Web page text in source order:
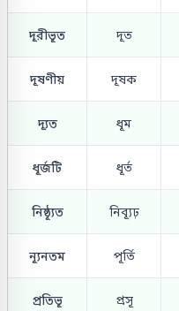
দূরীভূত দূত
দূষণীয় দূষক
দ্যূত ধূম
ধূর্জটি ধূর্ত
নিষ্ঠ্যূত নিব্যূঢ়
ন্যূনতম পূর্তি
প্রতিভূ প্রসূ